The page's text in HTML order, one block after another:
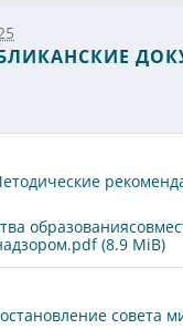
(8.9 MiB)
совета